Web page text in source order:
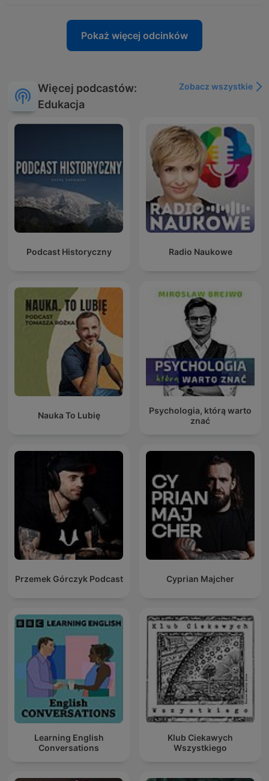
Pokaż więcej odcinków
Więcej podcastów:
Edukacja
Zobacz wszystkie
Podcast Historyczny Radio Naukowe
Nauka To Lubię
Psychologia, którą warto
znać
Przemek Górczyk Podcast Cyprian Majcher
Learning English
Conversations
Klub Ciekawych
Wszystkiego